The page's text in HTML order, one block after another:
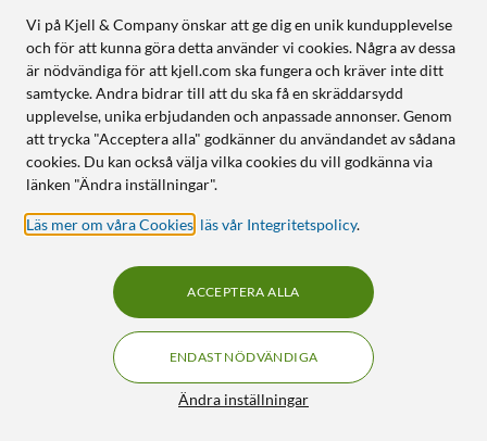
TalkThru - börja bara prata
så pausas musiken
True adaptive-
brusreducering och Smart
Ambient
Upp till 50 timmar speltid
Upp till 70 h speltid, 50 h
med ANC
Adaptiv brusreducering med
5 mikrofoner
Bluetooth 5.4, multipoint
58
Vi på Kjell & Company önskar att ge dig en unik kundupplevelse
och för att kunna göra detta använder vi cookies. Några av dessa
är nödvändiga för att kjell.com ska fungera och kräver inte ditt
samtycke. Andra bidrar till att du ska få en skräddarsydd
upplevelse, unika erbjudanden och anpassade annonser. Genom
att trycka "Acceptera alla" godkänner du användandet av sådana
cookies. Du kan också välja vilka cookies du vill godkänna via
länken "Ändra inställningar".
Läs mer om våra Cookies läs vår Integritetspolicy.
Ändra inställningar
ENDAST NÖDVÄNDIGA
ACCEPTERA ALLA